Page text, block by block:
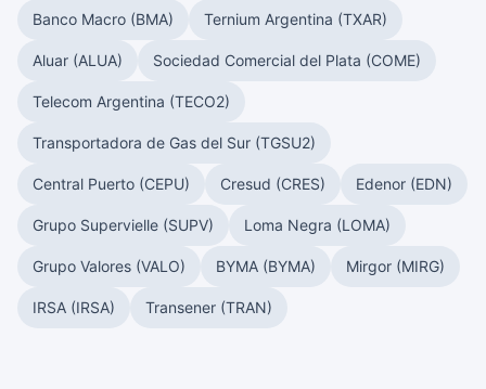
Banco Macro (BMA) Ternium Argentina (TXAR)
Aluar (ALUA) Sociedad Comercial del Plata (COME)
Telecom Argentina (TECO2)
Transportadora de Gas del Sur (TGSU2)
Central Puerto (CEPU) Cresud (CRES) Edenor (EDN)
Grupo Supervielle (SUPV) Loma Negra (LOMA)
Grupo Valores (VALO) BYMA (BYMA) Mirgor (MIRG)
IRSA (IRSA) Transener (TRAN)